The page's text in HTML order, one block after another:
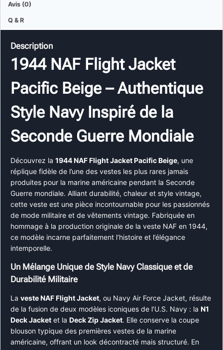
Avis (0)
Q & R
Description
1944 NAF Flight Jacket
Pacific Beige – Authentique
Style Navy Inspiré de la
Seconde Guerre Mondiale
Découvrez la 1944 NAF Flight Jacket Pacific Beige, une
réplique fidèle de l’une des vestes les plus rares jamais
produites pour la marine américaine pendant la Seconde
Guerre mondiale. Alliant durabilité, chaleur et style vintage,
cette veste est une pièce incontournable pour les passionnés
de mode militaire et de vêtements vintage. Fabriquée en
hommage à la production originale de la veste NAF en 1944,
ce modèle incarne parfaitement l’histoire et l’élégance
intemporelle.
Un Mélange Unique de Style Navy Classique et de
Durabilité Militaire
La veste NAF Flight Jacket, ou Navy Air Force Jacket, résulte
de la fusion de deux modèles iconiques de l’U.S. Navy : la N1
Deck Jacket et la Deck Zip Jacket. Elle conserve la coupe
blouson typique des premières vestes de la marine
américaine, offrant un look décontracté mais structuré. En